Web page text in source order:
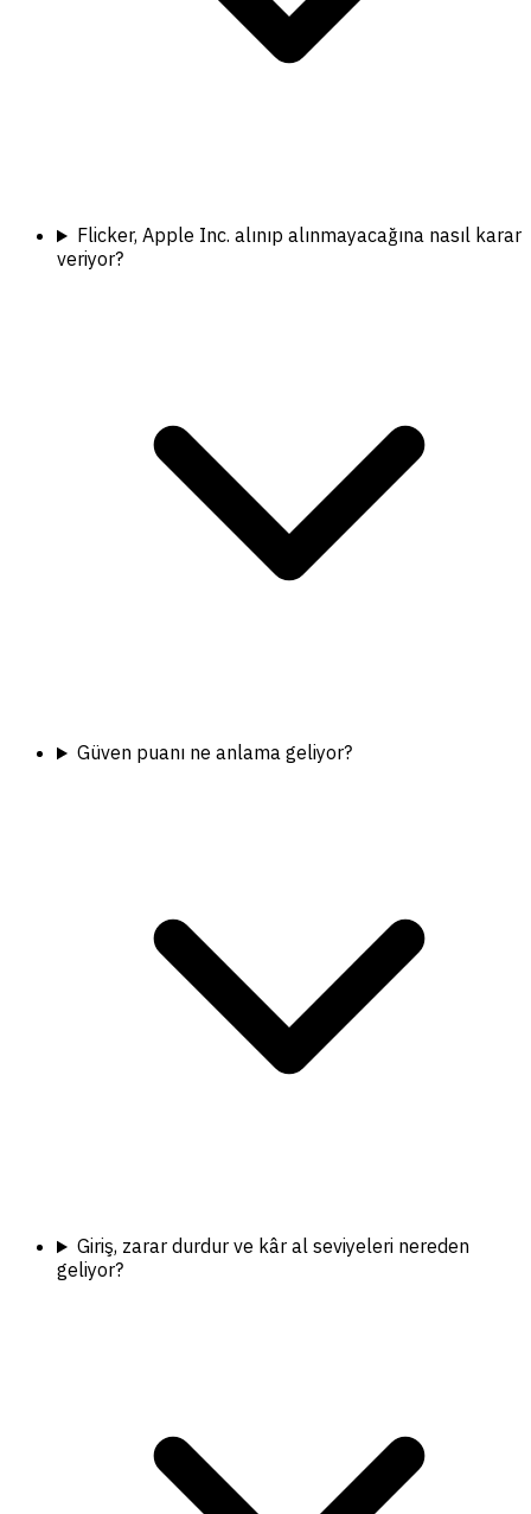
Flicker, Apple Inc. alınıp alınmayacağına nasıl karar
veriyor?
Güven puanı ne anlama geliyor?
Giriş, zarar durdur ve kâr al seviyeleri nereden
geliyor?